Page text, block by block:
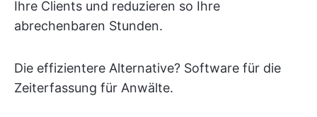
Ihre Clients und reduzieren so Ihre
abrechenbaren Stunden.
Die effizientere Alternative? Software für die
Zeiterfassung für Anwälte.